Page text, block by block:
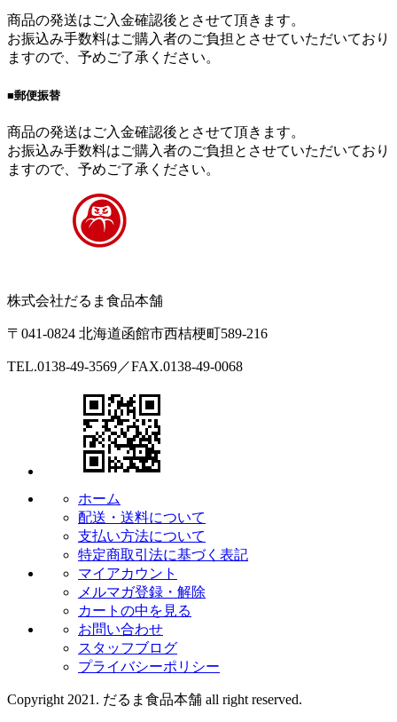
商品の発送はご入金確認後とさせて頂きます。
お振込み手数料はご購入者のご負担とさせていただいており
ますので、予めご了承ください。
■郵便振替
商品の発送はご入金確認後とさせて頂きます。
お振込み手数料はご購入者のご負担とさせていただいており
ますので、予めご了承ください。
株式会社だるま食品本舗
〒041-0824 北海道函館市西桔梗町589-216
TEL.0138-49-3569／FAX.0138-49-0068
ホーム
配送・送料について
支払い方法について
特定商取引法に基づく表記
マイアカウント
メルマガ登録・解除
カートの中を見る
お問い合わせ
スタッフブログ
プライバシーポリシー
Copyright 2021. だるま食品本舗 all right reserved.